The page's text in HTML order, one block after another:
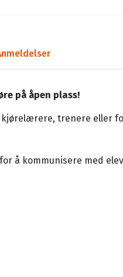
på åpen plass!
trenere eller
å kommunisere med